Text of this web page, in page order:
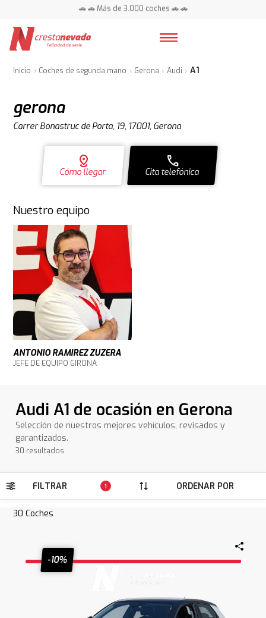
📍 Centros en toda España ⭐
📍 Centros en toda España ⭐
Inicio Coches de segunda mano Gerona Audi A1
gerona
Carrer Bonastruc de Porta, 19, 17001, Gerona
distance
Cómo llegar
call
Cita telefónica
Nuestro equipo
ANTONIO RAMIREZ ZUZERA
JEFE DE EQUIPO GIRONA
Audi A1 de ocasión en Gerona
Selección de nuestros mejores vehículos, revisados y
garantizados.
30 resultados
FILTRAR 1 ORDENAR POR
30 Coches
-10%